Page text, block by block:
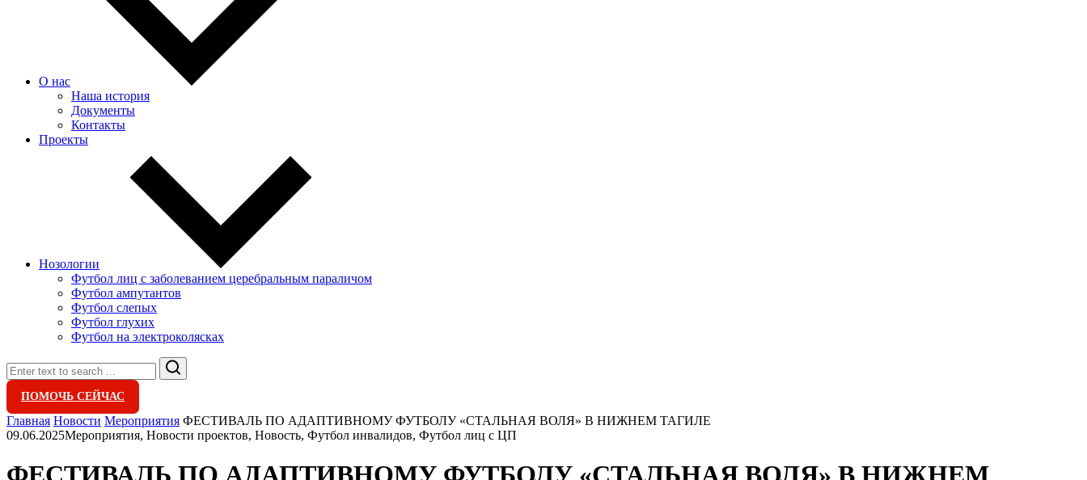
О нас
Наша история
Документы
Контакты
Проекты
Нозологии
Футбол лиц с заболеванием церебральным параличом
Футбол ампутантов
Футбол слепых
Футбол глухих
Футбол на электроколясках
Search
ПОМОЧЬ СЕЙЧАС
Главная Новости Мероприятия ФЕСТИВАЛЬ ПО АДАПТИВНОМУ ФУТБОЛУ «СТАЛЬНАЯ ВОЛЯ» В НИЖНЕМ ТАГИЛЕ
09.06.2025Мероприятия, Новости проектов, Новость, Футбол инвалидов, Футбол лиц с ЦП